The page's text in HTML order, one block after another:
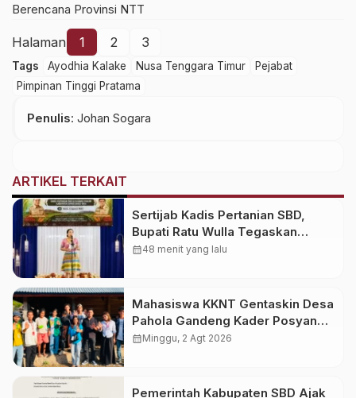
Berencana Provinsi NTT
Halaman 1 2 3
Tags Ayodhia Kalake Nusa Tenggara Timur
Pejabat
Pimpinan Tinggi Pratama
Penulis: Johan Sogara
ARTIKEL TERKAIT
Sertijab Kadis Pertanian SBD,
Bupati Ratu Wulla Tegaskan
Program Strategis Harus Berlanjut
calendar_month48 menit yang lalu
Mahasiswa KKNT Gentaskin Desa
Pahola Gandeng Kader Posyandu
Bagikan PMT untuk Anak Stunting
calendar_monthMinggu, 2 Agt 2026
Pemerintah Kabupaten SBD Ajak